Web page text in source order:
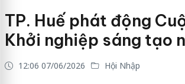
TP. Huế phát động
Khởi nghiệp sáng tạo
12:06 07/06/2026 Hội Nhập